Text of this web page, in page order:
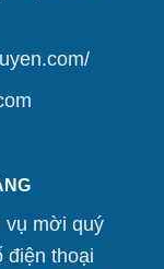
vụ mời quý
điện thoại